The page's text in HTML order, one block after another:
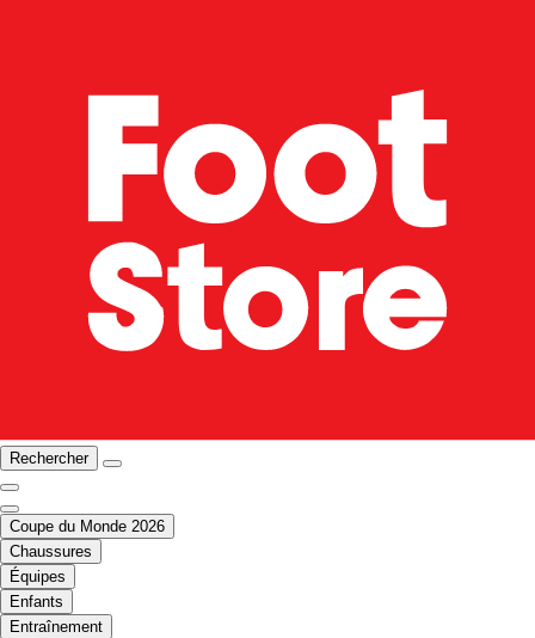
Rechercher
Coupe du Monde 2026
Chaussures
Équipes
Enfants
Entraînement